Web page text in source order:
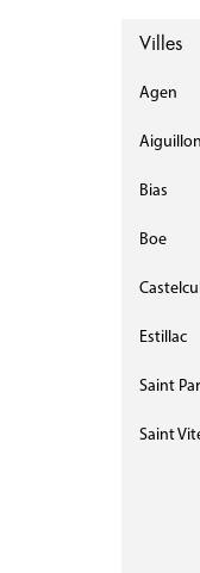
Villes
Agen
Aiguillon
Bias
Boe
Estillac
Saint
Saint